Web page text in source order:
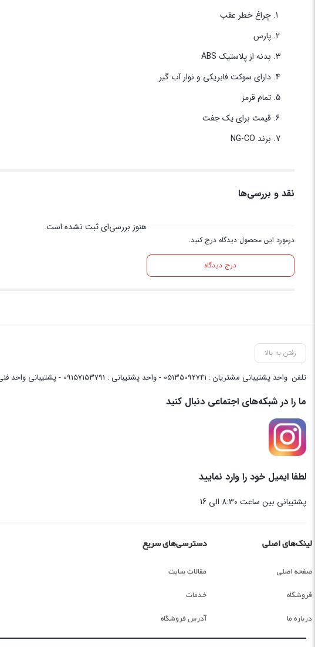
چراغ خطر عقب
پارس
بدنه از پلاستیک ABS
دارای سوکت فابریکی و نوار آب گیر
تمام قرمز
قیمت برای یک جفت
برند NG-CO
نقد و بررسی‌ها
درمورد این محصول دیدگاه درج کنید.
درج دیدگاه
هنوز بررسی‌ای ثبت نشده است.
رفتن به بالا
تلفن واحد پشتیبانی مشتریان : 05135092741 - واحد پشتیبانی : 09157153791 - پشتیبانی واحد فنی سایت : 09058048656
ما را در شبکه‌های اجتماعی دنبال کنید
لطفا ایمیل خود را وارد نمایید
پشتیبانی بین ساعت 8:30 الی 16
لینک‌های اصلی
صفحه اصلی
فروشگاه
درباره ما
دسترسی‌های سریع
مقالات سایت
خدمات
آدرس فروشگاه